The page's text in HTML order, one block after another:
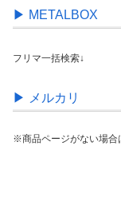
▶︎ METALBOX
フリマ一括検索↓
▶︎ メルカリ
※商品ページがない場合